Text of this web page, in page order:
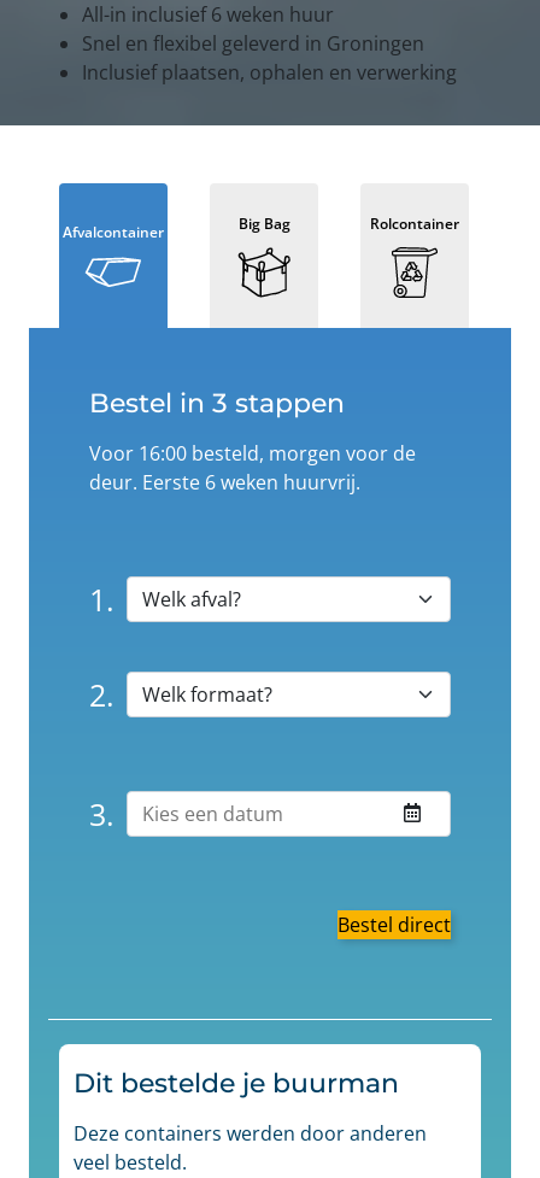
All-in inclusief 6 weken huur
Snel en flexibel geleverd in Groningen
Inclusief plaatsen, ophalen en verwerking
Afvalcontainer Big Bag Rolcontainer
Bestel in 3 stappen
Voor 16:00 besteld, morgen voor de
deur. Eerste 6 weken huurvrij.
1.
2.
3.
Bestel direct
Dit bestelde je buurman
Deze containers werden door anderen
veel besteld.